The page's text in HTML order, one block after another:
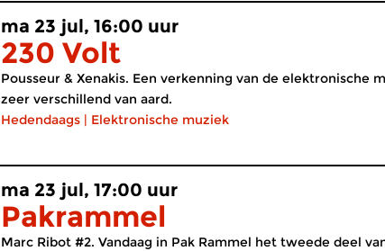
ma 23 jul, 16:00 uur
230 Volt
Pousseur & Xenakis. Een verkenning van de elektronische
zeer verschillend van aard.
Hedendaags | Elektronische muziek
ma 23 jul, 17:00 uur
Pakrammel
Marc Ribot #2. Vandaag in Pak Rammel het tweede deel